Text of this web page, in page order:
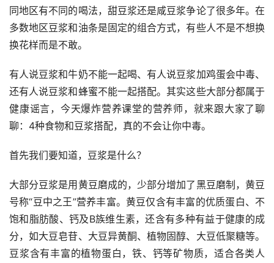
同地区有不同的喝法，甜豆浆还是咸豆浆争论了很多年。在
多数地区豆浆和油条是固定的组合方式，有些人不是不想换
换花样而是不敢。
有人说豆浆和牛奶不能一起喝、有人说豆浆加鸡蛋会中毒、
还有人说豆浆和蜂蜜不能一起搭配。其实这些大部分都属于
健康谣言，今天爆炸营养课堂的营养师，就来跟大家了聊
聊：4种食物和豆浆搭配，真的不会让你中毒。
首先我们要知道，豆浆是什么？
大部分豆浆是用黄豆磨成的，少部分增加了黑豆磨制，黄豆
号称“豆中之王”营养丰富。黄豆仅含有丰富的优质蛋白、不
饱和脂肪酸、钙及B族维生素，还含有多种有益于健康的成
分，如大豆皂苷、大豆异黄酮、植物固醇、大豆低聚糖等。
豆浆含有丰富的植物蛋白，铁、钙等矿物质，适合各类人